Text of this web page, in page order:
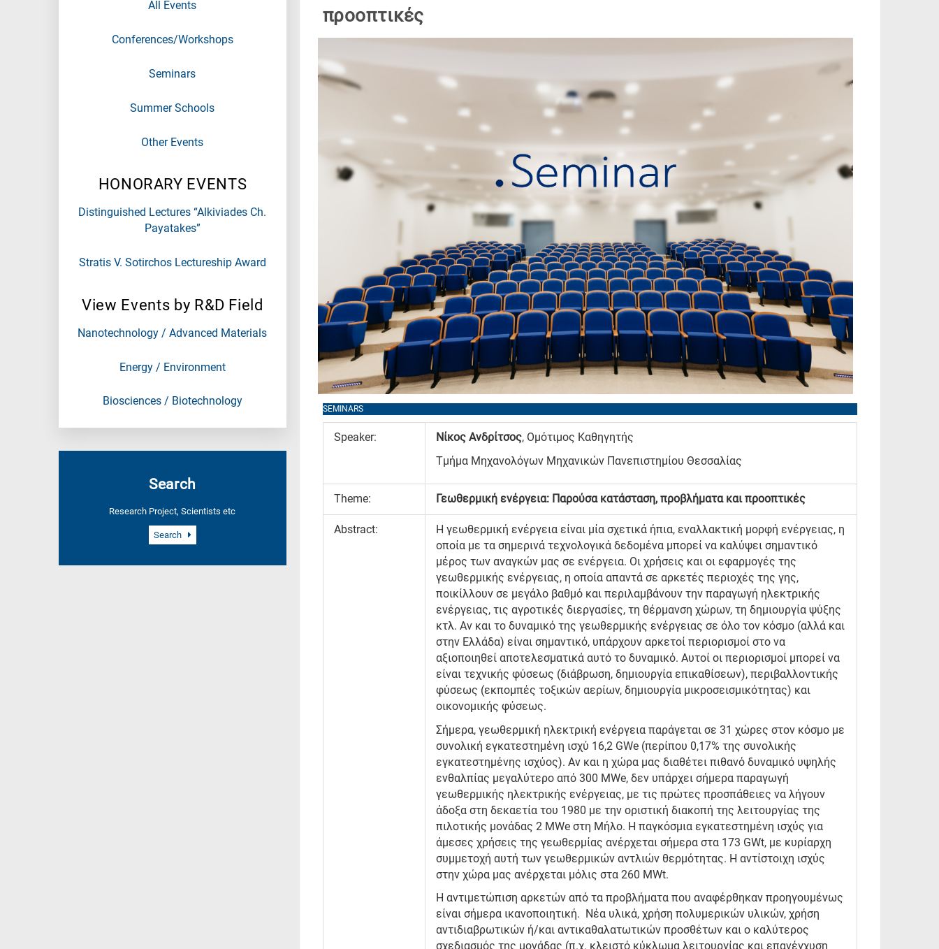
All Events
Conferences/Workshops
Seminars
Summer Schools
Other Events
HONORARY EVENTS
Distinguished Lectures “Alkiviades Ch.
Payatakes”
Stratis V. Sotirchos Lectureship Award
View Events by R&D Field
Nanotechnology / Advanced Materials
Energy / Environment
Biosciences / Biotechnology
Search
Research Project, Scientists etc
Search
προοπτικές
SEMINARS
Speaker: Νίκος Ανδρίτσος, Ομότιμος Καθηγητής
Τμήμα Μηχανολόγων Μηχανικών Πανεπιστημίου Θεσσαλίας
Theme: Γεωθερμική ενέργεια: Παρούσα κατάσταση, προβλήματα και προοπτικές
Abstract:
Η γεωθερμική ενέργεια είναι μία σχετικά ήπια, εναλλακτική μορφή ενέργειας, η
οποία με τα σημερινά τεχνολογικά δεδομένα μπορεί να καλύψει σημαντικό
μέρος των αναγκών μας σε ενέργεια. Οι χρήσεις και οι εφαρμογές της
γεωθερμικής ενέργειας, η οποία απαντά σε αρκετές περιοχές της γης,
ποικίλλουν σε μεγάλο βαθμό και περιλαμβάνουν την παραγωγή ηλεκτρικής
ενέργειας, τις αγροτικές διεργασίες, τη θέρμανση χώρων, τη δημιουργία ψύξης
κτλ. Αν και το δυναμικό της γεωθερμικής ενέργειας σε όλο τον κόσμο (αλλά και
στην Ελλάδα) είναι σημαντικό, υπάρχουν αρκετοί περιορισμοί στο να
αξιοποιηθεί αποτελεσματικά αυτό το δυναμικό. Αυτοί οι περιορισμοί μπορεί να
είναι τεχνικής φύσεως (διάβρωση, δημιουργία επικαθίσεων), περιβαλλοντικής
φύσεως (εκπομπές τοξικών αερίων, δημιουργία μικροσεισμικότητας) και
οικονομικής φύσεως.
Σήμερα, γεωθερμική ηλεκτρική ενέργεια παράγεται σε 31 χώρες στον κόσμο με
συνολική εγκατεστημένη ισχύ 16,2 GWe (περίπου 0,17% της συνολικής
εγκατεστημένης ισχύος). Αν και η χώρα μας διαθέτει πιθανό δυναμικό υψηλής
ενθαλπίας μεγαλύτερο από 300 MWe, δεν υπάρχει σήμερα παραγωγή
γεωθερμικής ηλεκτρικής ενέργειας, με τις πρώτες προσπάθειες να λήγουν
άδοξα στη δεκαετία του 1980 με την οριστική διακοπή της λειτουργίας της
πιλοτικής μονάδας 2 ΜWe στη Μήλο. Η παγκόσμια εγκατεστημένη ισχύς για
άμεσες χρήσεις της γεωθερμίας ανέρχεται σήμερα στα 173 GWt, με κυρίαρχη
συμμετοχή αυτή των γεωθερμικών αντλιών θερμότητας. Η αντίστοιχη ισχύς
στην χώρα μας ανέρχεται μόλις στα 260 MWt.
Η αντιμετώπιση αρκετών από τα προβλήματα που αναφέρθηκαν προηγουμένως
είναι σήμερα ικανοποιητική. Νέα υλικά, χρήση πολυμερικών υλικών, χρήση
αντιδιαβρωτικών ή/και αντικαθαλατωτικών προσθέτων και ο καλύτερος
σχεδιασμός της μονάδας (π.χ. κλειστό κύκλωμα λειτουργίας και επανέγχυση